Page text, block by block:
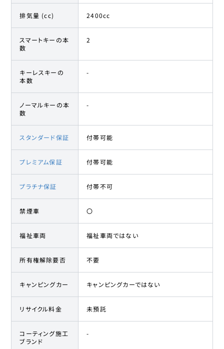
排気量 (cc) 2400cc
スマートキーの本
数
2
キーレスキーの
本数
-
ノーマルキーの本
数
-
スタンダード保証 付帯可能
プレミアム保証 付帯可能
プラチナ保証 付帯不可
禁煙車 〇
福祉車両 福祉車両ではない
所有権解除要否 不要
キャンピングカー キャンピングカーではない
リサイクル料金 未預託
コーティング施工
ブランド
-